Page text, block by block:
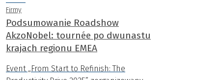
Firmy
Podsumowanie Roadshow
AkzoNobel: tournée po dwunastu
krajach regionu EMEA
Event „From Start to Refinish: The